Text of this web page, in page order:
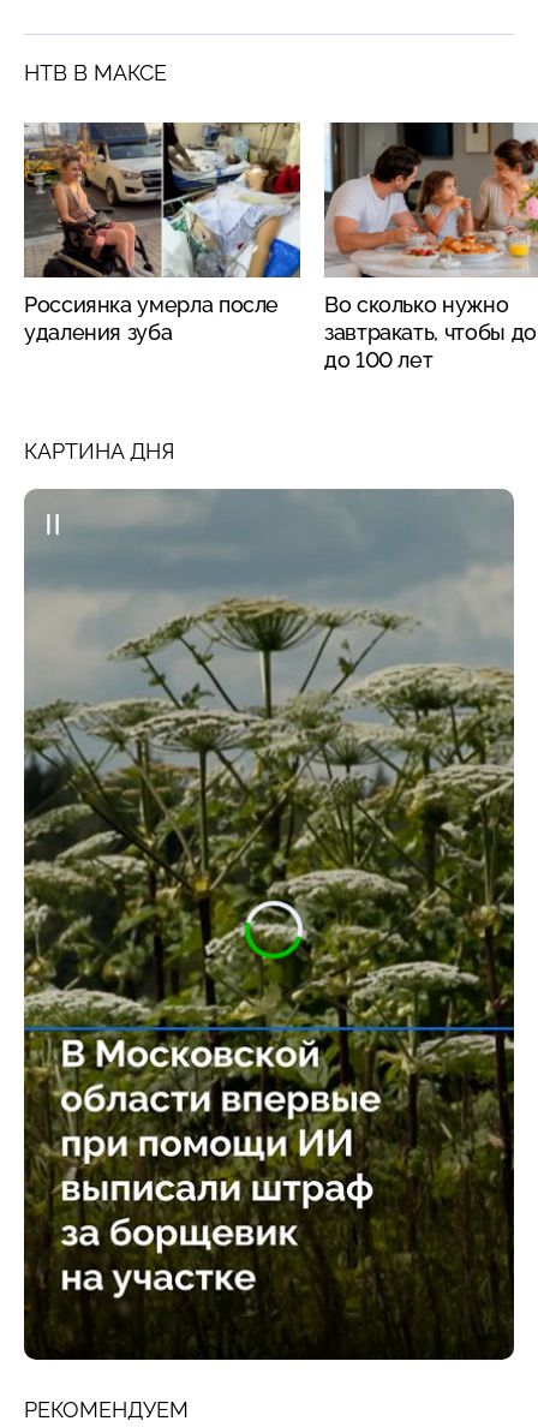
НТВ В МАКСЕ
Россиянка умерла после
удаления зуба
Во сколько нужно
завтракать, чтобы
до 100 лет
КАРТИНА ДНЯ
РЕКОМЕНДУЕМ